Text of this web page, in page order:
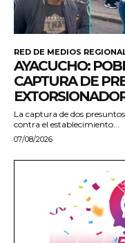
RED DE MEDIOS
AYACUCHO:
CAPTURA DE
La captura de dos
contra el establecimiento...
07/08/2026